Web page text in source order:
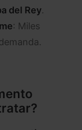
del Rey.
: Miles